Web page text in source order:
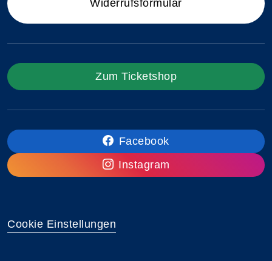
Widerrufsformular
Zum Ticketshop
Facebook
Instagram
Cookie Einstellungen